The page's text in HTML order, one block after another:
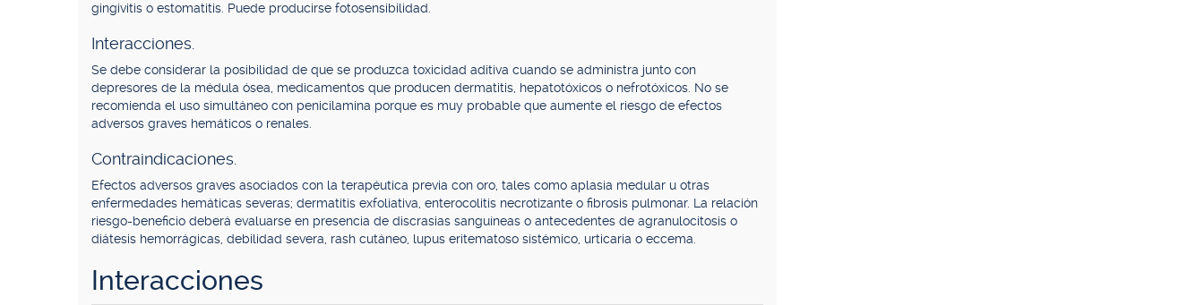
gingivitis o estomatitis. Puede producirse fotosensibilidad.
Interacciones.
Se debe considerar la posibilidad de que se produzca toxicidad aditiva cuando se administra junto con
depresores de la médula ósea, medicamentos que producen dermatitis, hepatotóxicos o nefrotóxicos. No se
recomienda el uso simultáneo con penicilamina porque es muy probable que aumente el riesgo de efectos
adversos graves hemáticos o renales.
Contraindicaciones.
Efectos adversos graves asociados con la terapéutica previa con oro, tales como aplasia medular u otras
enfermedades hemáticas severas; dermatitis exfoliativa, enterocolitis necrotizante o fibrosis pulmonar. La relación
riesgo-beneficio deberá evaluarse en presencia de discrasias sanguíneas o antecedentes de agranulocitosis o
diátesis hemorrágicas, debilidad severa, rash cutáneo, lupus eritematoso sistémico, urticaria o eccema.
Interacciones